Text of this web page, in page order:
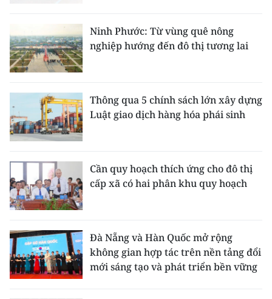
Ninh Phước: Từ vùng quê nông
nghiệp hướng đến đô thị tương lai
Thông qua 5 chính sách lớn xây dựng
Luật giao dịch hàng hóa phái sinh
Cần quy hoạch thích ứng cho đô thị
cấp xã có hai phân khu quy hoạch
Đà Nẵng và Hàn Quốc mở rộng
không gian hợp tác trên nền tảng đổi
mới sáng tạo và phát triển bền vững